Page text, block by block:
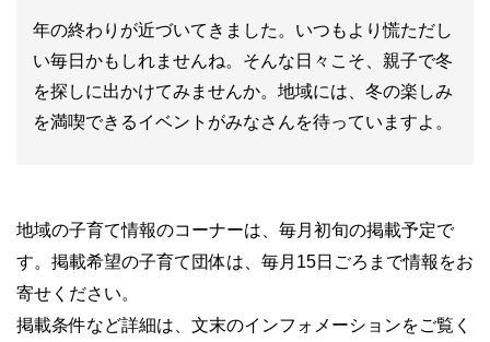
年の終わりが近づいてきました。いつもより慌ただし
い毎日かもしれませんね。そんな日々こそ、親子で冬
を探しに出かけてみませんか。地域には、冬の楽しみ
を満喫できるイベントがみなさんを待っていますよ。
地域の子育て情報のコーナーは、毎月初旬の掲載予定で
す。掲載希望の子育て団体は、毎月15日ごろまで情報をお
寄せください。
掲載条件など詳細は、文末のインフォメーションをご覧く